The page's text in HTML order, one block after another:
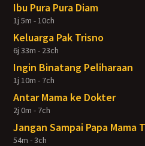
Ibu Pura Pura Diam
1j 5m - 10ch
Keluarga Pak Trisno
6j 33m - 23ch
Ingin Binatang Peliharaan
1j 10m - 7ch
Antar Mama ke Dokter
2j 0m - 7ch
Jangan Sampai Papa Mama
54m - 3ch